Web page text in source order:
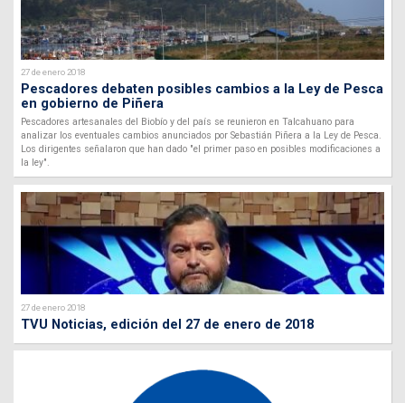
27 de enero 2018
Pescadores debaten posibles cambios a la Ley de Pesca
en gobierno de Piñera
Pescadores artesanales del Biobío y del país se reunieron en Talcahuano para
analizar los eventuales cambios anunciados por Sebastián Piñera a la Ley de Pesca.
Los dirigentes señalaron que han dado "el primer paso en posibles modificaciones a
la ley".
27 de enero 2018
TVU Noticias, edición del 27 de enero de 2018